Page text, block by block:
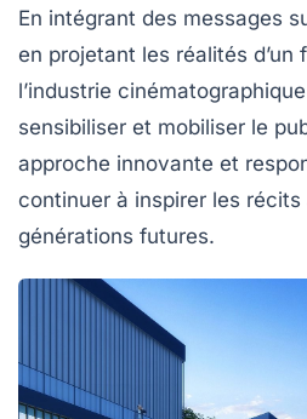
En intégrant des messages
en projetant les réalités d’un
l’industrie
sensibiliser et mobiliser le
approche innovante et
continuer à inspirer les
générations futures.